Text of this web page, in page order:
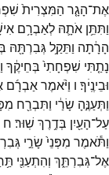
אֶת־הָגָ֤ר הַמִּצְרִית֙
וַתִּתֵּ֥ן אֹתָ֛הּ לְאַבְרָ֥ם
הָרָ֔תָה וַתֵּקַ֥לגְּבִרְתָּ֖הּ
נָתַ֤תִּי שִׁפְחָתִי֙ בְּחֵיקֶ֔ךָ
וּבֵינֶֽיׄךָ׃ ו וַיֹּ֨אמֶראַבְרָ֜ם
וַתְּעַנֶּ֣הָ שָׂרַ֔י וַתִּבְרַ֖ח
עַל־הָעַ֖יִן בְּדֶ֥רֶךְ שֽׁוּר׃ ח
וַתֹּ֕אמֶר מִפְּנֵי֙ שָׂרַ֣י
אֶל־גְּבִרְתֵּ֑ךְ וְהִתְעַנִּ֖י